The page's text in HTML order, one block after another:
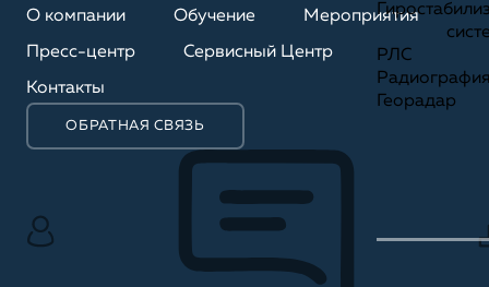
О компании Обучение Мероприятия
Пресс-центр Сервисный Центр
Контакты
ОБРАТНАЯ СВЯЗЬ
РЛС
Георадар